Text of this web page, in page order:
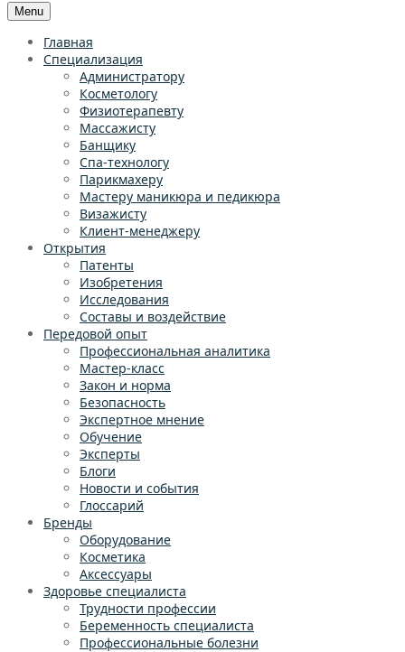
Menu
Главная
Специализация
Администратору
Косметологу
Физиотерапевту
Массажисту
Банщику
Спа-технологу
Парикмахеру
Мастеру маникюра и педикюра
Визажисту
Клиент-менеджеру
Открытия
Патенты
Изобретения
Исследования
Составы и воздействие
Передовой опыт
Профессиональная аналитика
Мастер-класс
Закон и норма
Безопасность
Экспертное мнение
Обучение
Эксперты
Блоги
Новости и события
Глоссарий
Бренды
Оборудование
Косметика
Аксессуары
Здоровье специалиста
Трудности профессии
Беременность специалиста
Профессиональные болезни